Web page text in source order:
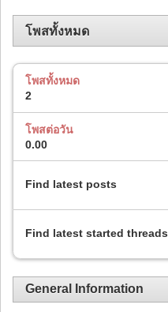
โพสทั้งหมด
โพสทั้งหมด
2
โพสต่อวัน
0.00
Find latest posts
Find latest started threads
General Information